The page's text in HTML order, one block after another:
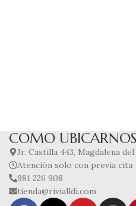
COMO UBICARNOS
Jr. Castilla 443, Magdalena
Atención solo con previa cita
981 226 908
tienda@rivialldi.com